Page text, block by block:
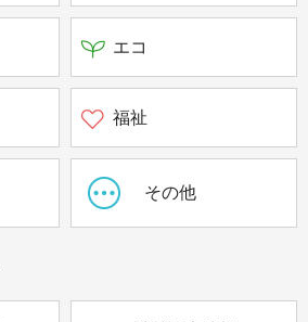
エコ
福祉
その他